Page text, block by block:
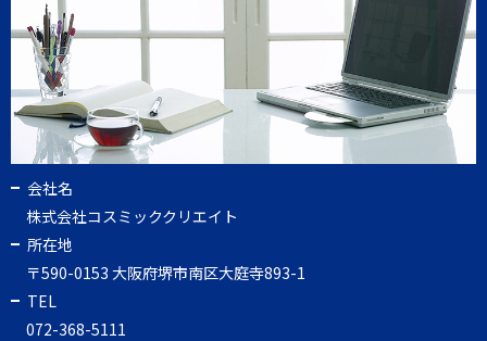
会社名
株式会社コスミッククリエイト
所在地
〒590-0153 大阪府堺市南区大庭寺893-1
TEL
072-368-5111